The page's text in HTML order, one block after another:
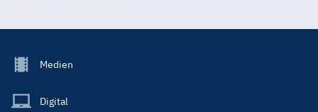
Footer
Main
Medien
Digital